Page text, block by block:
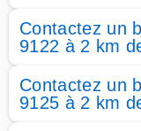
Contactez un
9122 à 2 km
Contactez un
9125 à 2 km